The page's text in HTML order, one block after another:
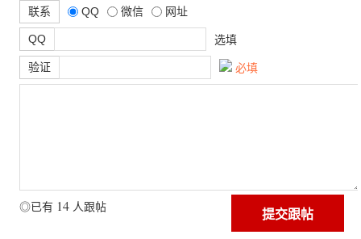
联系 QQ 微信 网址
QQ 选填
验证 必填
◎已有 14 人跟帖